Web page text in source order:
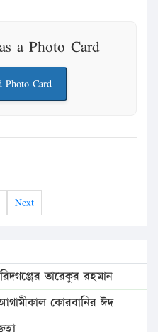
a Photo Card
Photo Card
Next
তারেকুর রহমান
কোরবানির ঈদ